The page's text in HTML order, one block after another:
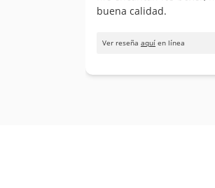
buena calidad.
Ver reseña aquí en línea